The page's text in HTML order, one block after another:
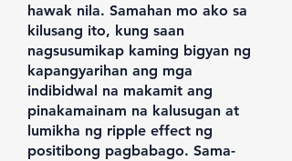
hawak nila. Samahan mo ako sa
kilusang ito, kung saan
nagsusumikap kaming bigyan ng
kapangyarihan ang mga
indibidwal na makamit ang
pinakamainam na kalusugan at
lumikha ng ripple effect ng
positibong pagbabago. Sama-